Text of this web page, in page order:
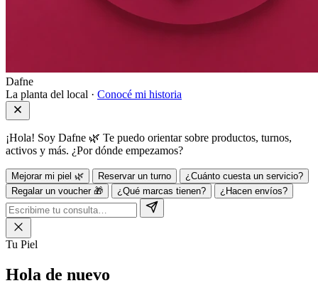
Dafne
La planta del local · Conocé mi historia
¡Hola! Soy Dafne 🌿 Te puedo orientar sobre productos, turnos,
activos y más. ¿Por dónde empezamos?
Mejorar mi piel 🌿 Reservar un turno
¿Cuánto cuesta un servicio?
Regalar un voucher 🎁
¿Qué marcas tienen? ¿Hacen envíos?
Tu Piel
Hola de nuevo